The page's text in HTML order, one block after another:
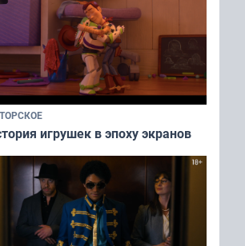
игрушек в эпоху экранов